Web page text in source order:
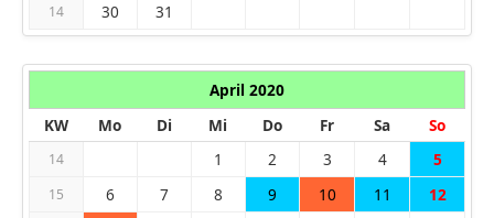
14 30 31
April 2020
KW
Mo Di Mi Do Fr Sa So
14 1 2 3 4 5
15 6 7 8 9 10 11 12